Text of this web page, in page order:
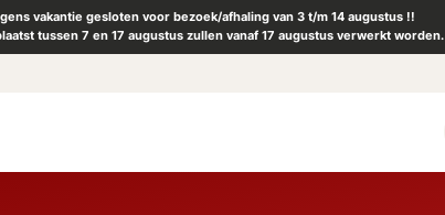
vakantie gesloten voor bezoek/afhaling van 3 t/m 14 augustus !!
tussen 7 en 17 augustus zullen vanaf 17 augustus verwerkt worden.